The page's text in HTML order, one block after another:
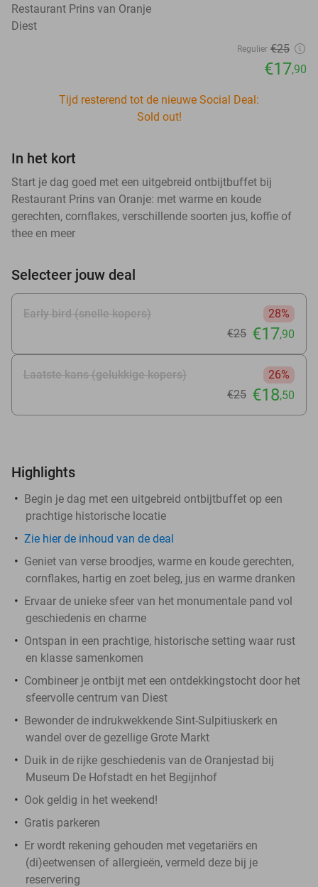
Restaurant Prins van Oranje
Diest
Regulier €25
€17,90
Tijd resterend tot de nieuwe Social Deal:
Sold out!
In het kort
Start je dag goed met een uitgebreid ontbijtbuffet bij
Restaurant Prins van Oranje: met warme en koude
gerechten, cornflakes, verschillende soorten jus, koffie of
thee en meer
Selecteer jouw deal
Early bird (snelle kopers)
28%
€25 €17,90
Laatste kans (gelukkige kopers)
26%
€25 €18,50
Highlights
Begin je dag met een uitgebreid ontbijtbuffet op een
prachtige historische locatie
Zie hierde inhoud van de deal
Geniet van verse broodjes, warme en koude gerechten,
cornflakes, hartig en zoet beleg, jus en warme dranken
Ervaar de unieke sfeer van het monumentale pand vol
geschiedenis en charme
Ontspan in een prachtige, historische setting waar rust
en klasse samenkomen
Combineer je ontbijt met een ontdekkingstocht door het
sfeervolle centrum van Diest
Bewonder de indrukwekkende Sint-Sulpitiuskerk en
wandel over de gezellige Grote Markt
Duik in de rijke geschiedenis van de Oranjestad bij
Museum De Hofstadt en het Begijnhof
Ook geldig in het weekend!
Gratis parkeren
Er wordt rekening gehouden met vegetariërs en
(di)eetwensen of allergieën, vermeld deze bij je
reservering